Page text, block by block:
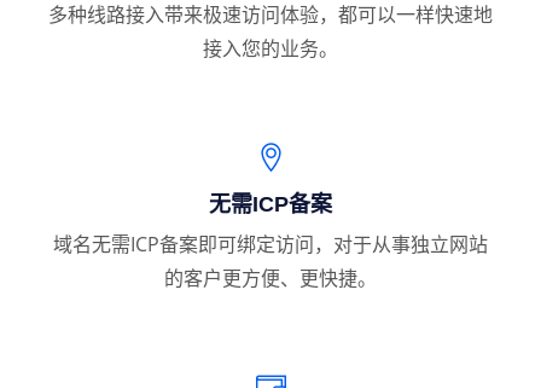
多种线路接入带来极速访问体验，都可以一样快速地
接入您的业务。
无需ICP备案
域名无需ICP备案即可绑定访问，对于从事独立网站
的客户更方便、更快捷。